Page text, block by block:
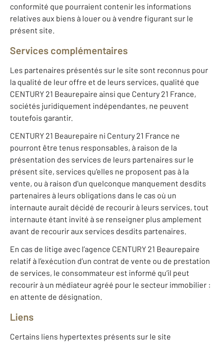
conformité que pourraient contenir les informations
relatives aux biens à louer ou à vendre figurant sur le
présent site.
Services complémentaires
Les partenaires présentés sur le site sont reconnus pour
la qualité de leur offre et de leurs services, qualité que
CENTURY 21 Beaurepaire ainsi que Century 21 France,
sociétés juridiquement indépendantes, ne peuvent
toutefois garantir.
CENTURY 21 Beaurepaire ni Century 21 France ne
pourront être tenus responsables, à raison de la
présentation des services de leurs partenaires sur le
présent site, services qu'elles ne proposent pas à la
vente, ou à raison d'un quelconque manquement desdits
partenaires à leurs obligations dans le cas où un
internaute aurait décidé de recourir à leurs services, tout
internaute étant invité à se renseigner plus amplement
avant de recourir aux services desdits partenaires.
En cas de litige avec l’agence CENTURY 21 Beaurepaire
relatif à l’exécution d’un contrat de vente ou de prestation
de services, le consommateur est informé qu’il peut
recourir à un médiateur agréé pour le secteur immobilier :
en attente de désignation.
Liens
Certains liens hypertextes présents sur le site